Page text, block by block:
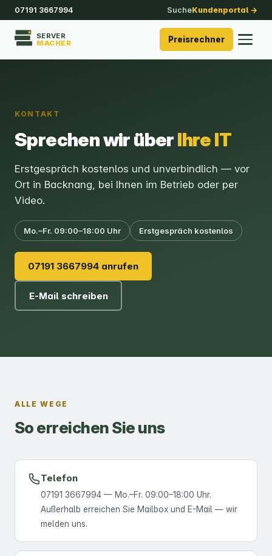
07191 3667994 SucheKundenportal →
SERVER
MACHER
Preisrechner
KONTAKT
Sprechen wir überIhre IT
Erstgespräch kostenlos und unverbindlich — vor
Ort in Backnang, bei Ihnen im Betrieb oder per
Video.
Mo.–Fr. 09:00–18:00 Uhr Erstgespräch kostenlos
07191 3667994 anrufen
E-Mail schreiben
ALLE WEGE
So erreichen Sie uns
Telefon
07191 3667994 — Mo.–Fr. 09:00–18:00 Uhr.
Außerhalb erreichen Sie Mailbox und E-Mail — wir
melden uns.